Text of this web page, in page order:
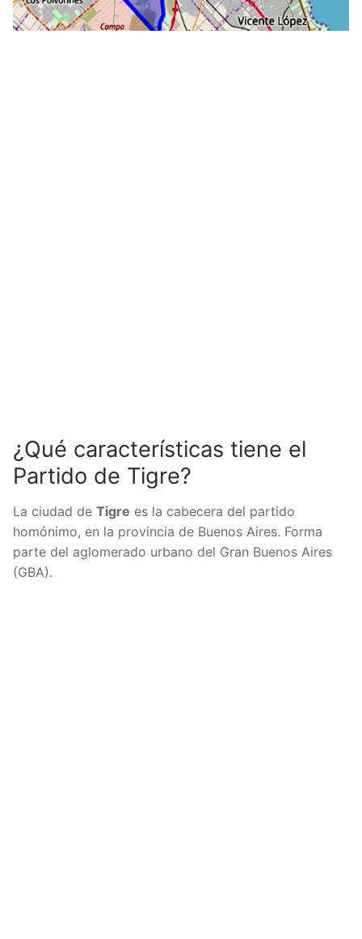
¿Qué características tiene el
Partido de Tigre?
La ciudad de Tigre es la cabecera del partido
homónimo, en la provincia de Buenos Aires. Forma
parte del aglomerado urbano del Gran Buenos Aires
(GBA).